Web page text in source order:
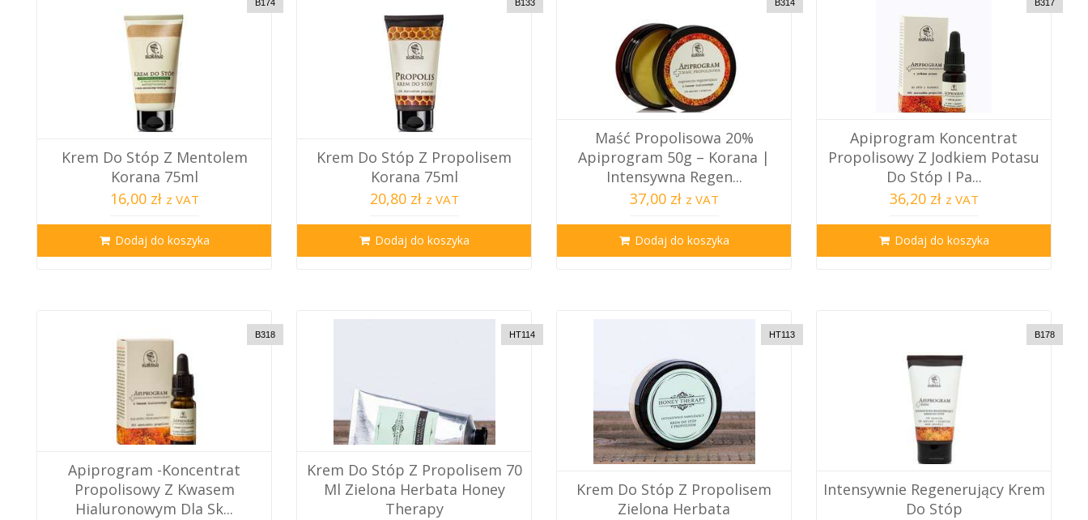
B174
Krem Do Stóp Z Mentolem
Korana 75ml
16,00 zł z VAT
Dodaj do koszyka
B133
Krem Do Stóp Z Propolisem
Korana 75ml
20,80 zł z VAT
Dodaj do koszyka
B314
Maść Propolisowa 20%
Apiprogram 50g – Korana |
Intensywna Regen...
37,00 zł z VAT
Dodaj do koszyka
B317
Apiprogram Koncentrat
Propolisowy Z Jodkiem Potasu
Do Stóp I Pa...
36,20 zł z VAT
Dodaj do koszyka
B318
Apiprogram -koncentrat
Propolisowy Z Kwasem
Hialuronowym Dla Sk...
HT114
Krem Do Stóp Z Propolisem 70
Ml Zielona Herbata Honey
Therapy
HT113
Krem Do Stóp Z Propolisem
Zielona Herbata
B178
Intensywnie Regenerujący Krem
Do Stóp